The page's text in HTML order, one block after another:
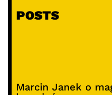
POSTS
Marcin Janek o